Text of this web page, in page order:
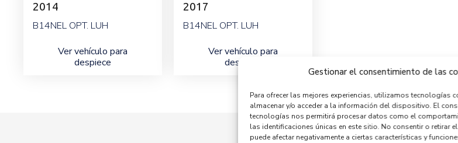
Gestionar el consentimiento de las
Para ofrecer las mejores experiencias, utilizamos tecnologías
almacenar y/o acceder a la información del dispositivo. El
tecnologías nos permitirá procesar datos como el
las identificaciones únicas en este sitio. No consentir o retirar
puede afectar negativamente a ciertas características y
2014
B14NEL OPT. LUH
Ver vehículo para
despiece
2017
B14NEL OPT. LUH
Ver vehículo para
despiece
Empresas colaboradoras